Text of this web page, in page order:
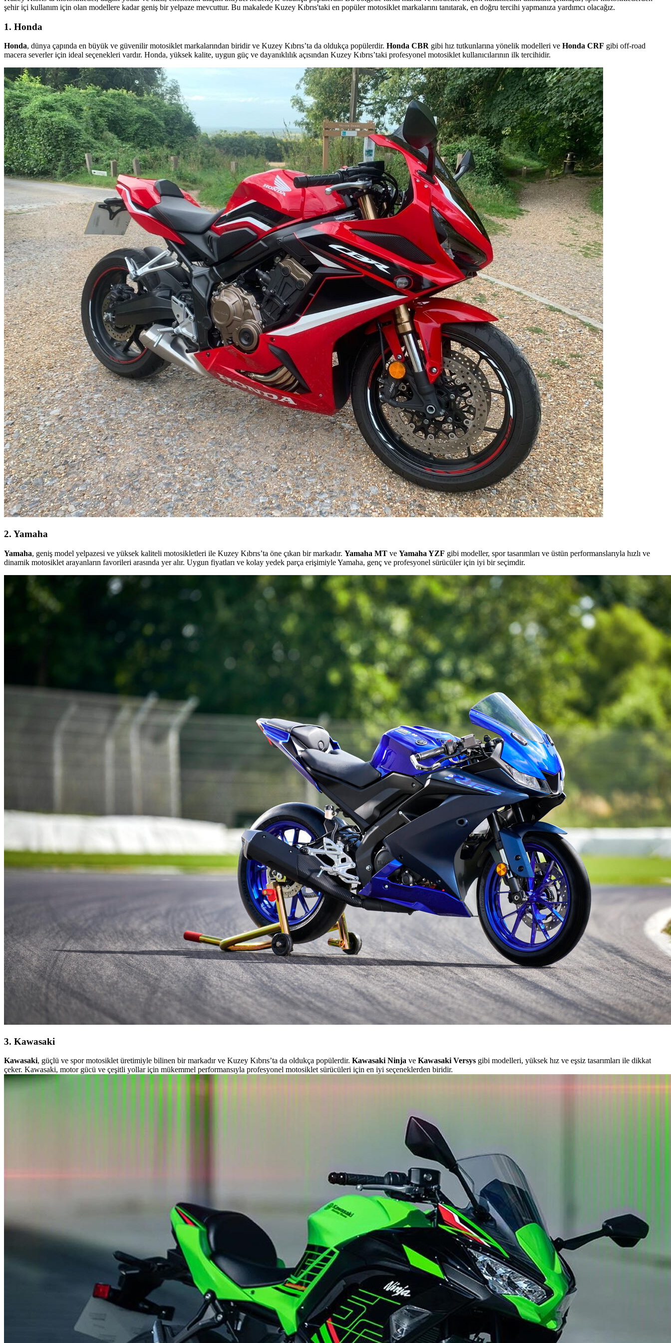
şehir içi kullanım için olan modellere kadar geniş bir yelpaze mevcuttur. Bu makalede Kuzey Kıbrıs'taki en popüler motosiklet markalarını tanıtarak, en doğru tercihi yapmanıza yardımcı olacağız.
1. Honda
Honda, dünya çapında en büyük ve güvenilir motosiklet markalarından biridir ve Kuzey Kıbrıs’ta da oldukça popülerdir. Honda CBR gibi hız tutkunlarına yönelik modelleri ve Honda CRF gibi off-road
macera severler için ideal seçenekleri vardır. Honda, yüksek kalite, uygun güç ve dayanıklılık açısından Kuzey Kıbrıs’taki profesyonel motosiklet kullanıcılarının ilk tercihidir.
2. Yamaha
Yamaha, geniş model yelpazesi ve yüksek kaliteli motosikletleri ile Kuzey Kıbrıs’ta öne çıkan bir markadır. Yamaha MT ve Yamaha YZF gibi modeller, spor tasarımları ve üstün performanslarıyla hızlı ve
dinamik motosiklet arayanların favorileri arasında yer alır. Uygun fiyatları ve kolay yedek parça erişimiyle Yamaha, genç ve profesyonel sürücüler için iyi bir seçimdir.
3. Kawasaki
Kawasaki, güçlü ve spor motosiklet üretimiyle bilinen bir markadır ve Kuzey Kıbrıs’ta da oldukça popülerdir. Kawasaki Ninja ve Kawasaki Versys gibi modelleri, yüksek hız ve eşsiz tasarımları ile dikkat
çeker. Kawasaki, motor gücü ve çeşitli yollar için mükemmel performansıyla profesyonel motosiklet sürücüleri için en iyi seçeneklerden biridir.